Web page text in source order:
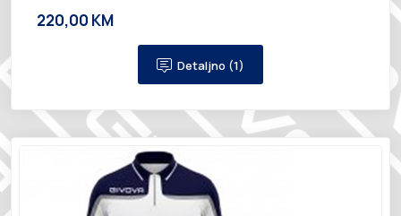
220,00 KM
Detaljno (1)